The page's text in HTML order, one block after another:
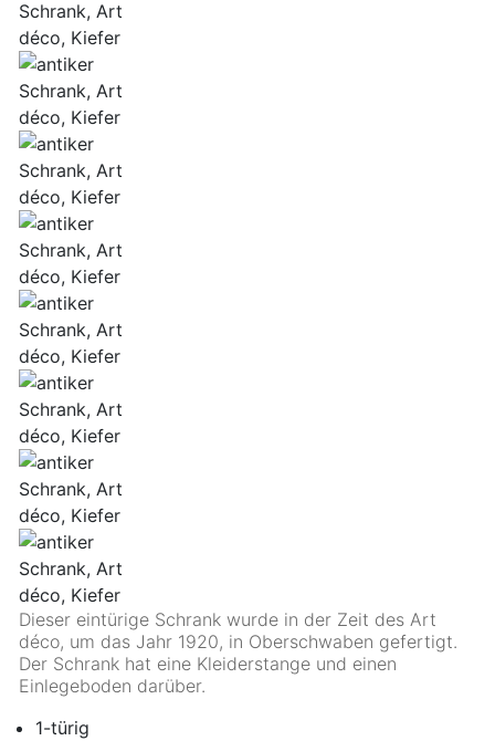
Dieser eintürige Schrank wurde in der Zeit des Art
déco, um das Jahr 1920, in Oberschwaben gefertigt.
Der Schrank hat eine Kleiderstange und einen
Einlegeboden darüber.
1-türig